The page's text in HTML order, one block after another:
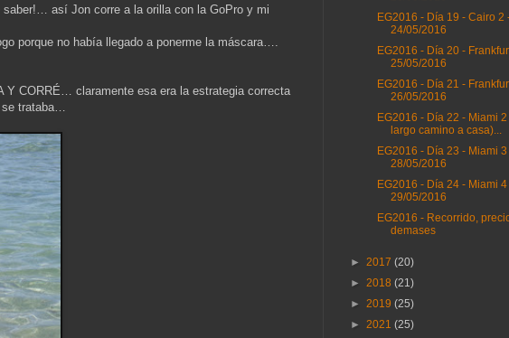
así Jon corre a la orilla con la GoPro y mi
porque no había llegado a ponerme la máscara….
CORRÉ… claramente esa era la estrategia correcta
se trataba…
EG2016 - Día 19 - Cairo 2
24/05/2016
EG2016 - Día 20 -
25/05/2016
EG2016 - Día 21 -
26/05/2016
EG2016 - Día 22 - Miami
largo camino a casa)...
EG2016 - Día 23 - Miami 3
28/05/2016
EG2016 - Día 24 - Miami 4
29/05/2016
EG2016 - Recorrido,
demases
► 2017 (20)
► 2018 (21)
► 2019 (25)
► 2021 (25)